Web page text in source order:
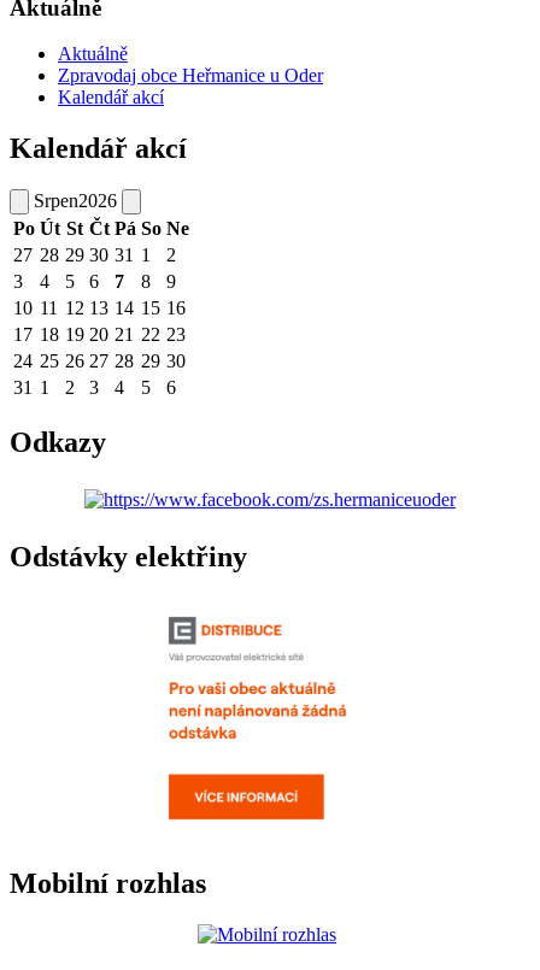
Aktuálně
Aktuálně
Zpravodaj obce Heřmanice u Oder
Kalendář akcí
Kalendář akcí
Srpen2026
Po Út St Čt Pá So Ne
27 28 29 30 31 1
2
3
4 5 6 7 8
9
10 11 12 13 14 15 16
17 18 19 20 21 22 23
24 25 26 27 28 29 30
31 1 2 3 4 5 6
Odkazy
Odstávky elektřiny
Mobilní rozhlas